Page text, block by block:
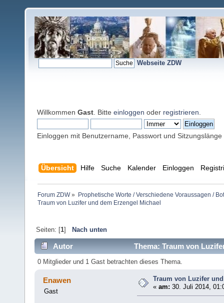
Webseite ZDW
Willkommen Gast . Bitte einloggen oder registrieren
Einloggen mit Benutzername, Passwort und Sitzungslänge
Übersicht Hilfe Suche Kalender Einloggen
Forum ZDW»
Prophetische Worte / Verschiedene Voraussagen /
Traum von Luzifer und dem Erzengel Michael
Seiten: [1] Nach unten
Autor Thema: Traum von
0 Mitglieder und 1 Gast betrachten dieses Thema.
Enawen
Gast
Traum von Luzifer
«am: 30. Juli 2014,